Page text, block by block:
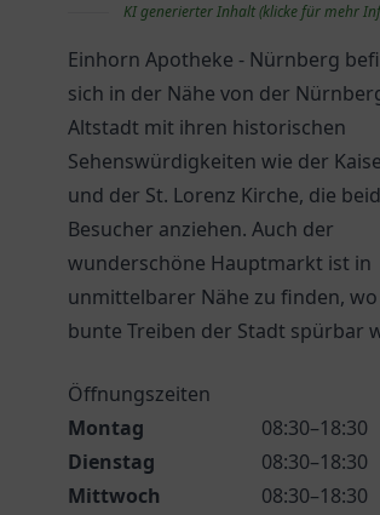
KI generierter Inhalt (klicke für mehr
Einhorn Apotheke - Nürnberg
sich in der Nähe von der
Altstadt mit ihren historischen
Sehenswürdigkeiten wie der
und der St. Lorenz Kirche, die
Besucher anziehen. Auch der
wunderschöne Hauptmarkt ist in
unmittelbarer Nähe zu finden, wo
bunte Treiben der Stadt spürbar
Öffnungszeiten
Montag
08:30–18:30
Dienstag
08:30–18:30
Mittwoch
08:30–18:30